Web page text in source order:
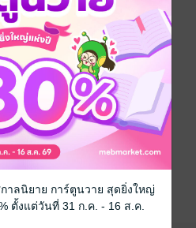
กาลนิยาย การ์ตูนวาย สุดยิ่งใหญ่
ตั้งแต่วันที่ 31 ก.ค. - 16 ส.ค.